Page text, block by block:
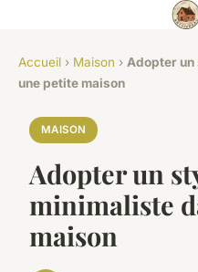
Accueil › Maison › Adopter
une petite maison
MAISON
Adopter un
minimaliste
maison